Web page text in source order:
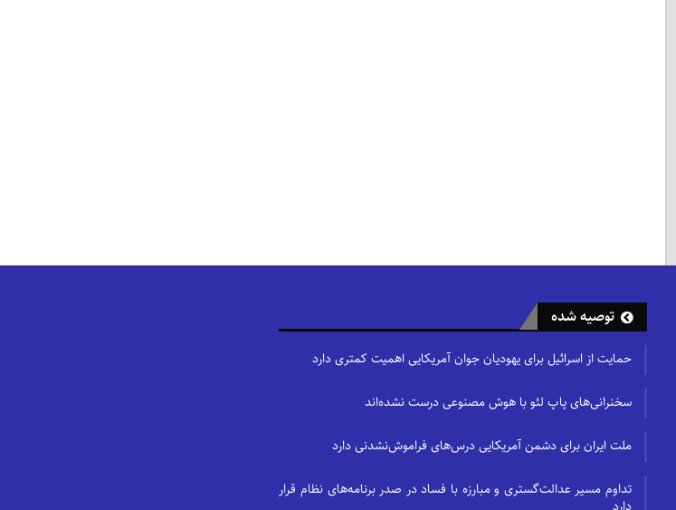
توصیه شده
حمایت از اسرائیل برای یهودیان جوان آمریکایی اهمیت کمتری دارد
سخنرانی‌های پاپ لئو با هوش مصنوعی درست نشده‌اند
ملت ایران برای دشمن آمریکایی درس‌های فراموش‌نشدنی دارد
تداوم مسیر عدالت‌گستری و مبارزه با فساد در صدر برنامه‌های نظام قرار